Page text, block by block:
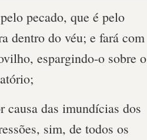
pecado, que é pelo
dentro do véu; e fará com
espargindo-o sobre o
causa das imundícias dos
sim, de todos os